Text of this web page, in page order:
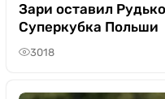
Зари оставил
Суперкубка Польши
3018